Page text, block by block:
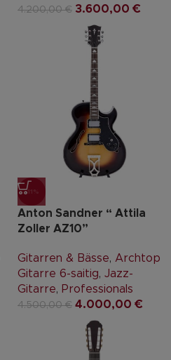
4.200,00€ 3.600,00 €
-11%
Anton Sandner “ Attila
Zoller AZ10”
Gitarren & Bässe, Archtop
Gitarre 6-saitig, Jazz-
Gitarre, Professionals
4.500,00€ 4.000,00 €